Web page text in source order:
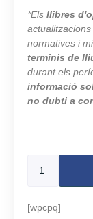
*Els llibres
normatives i
terminis de
durant els
informació
no dubti a
[wpcpq]